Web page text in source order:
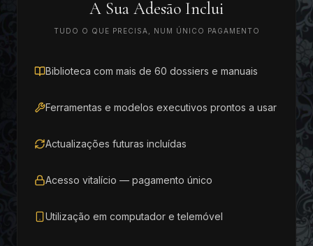
A Sua Adesão Inclui
TUDO O QUE PRECISA, NUM ÚNICO PAGAMENTO
Biblioteca com mais de 60 dossiers e manuais
Ferramentas e modelos executivos prontos a usar
Actualizações futuras incluídas
Acesso vitalício — pagamento único
Utilização em computador e telemóvel